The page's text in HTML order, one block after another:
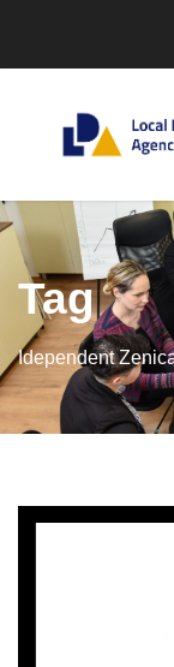
Tag
Idependent